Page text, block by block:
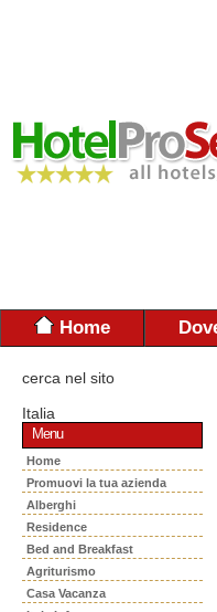
Home
cerca nel sito
Italia
Menu
Home
Promuovi la tua azienda
Alberghi
Residence
Bed and Breakfast
Agriturismo
Casa Vacanza